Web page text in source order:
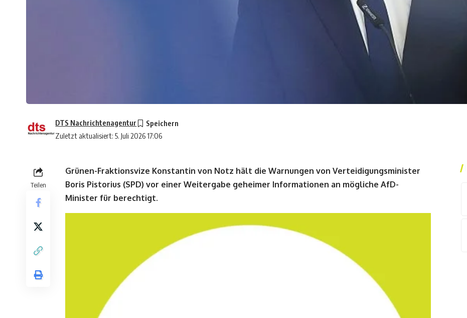
Zuletzt aktualisiert: 5. Juli 2026 17:06
DTS Nachrichtenagentur
Teilen
Grünen-Fraktionsvize Konstantin von Notz hält die Warnungen von Verteidigungsminister
Boris Pistorius (SPD) vor einer Weitergabe geheimer Informationen an mögliche AfD-
Minister für berechtigt.